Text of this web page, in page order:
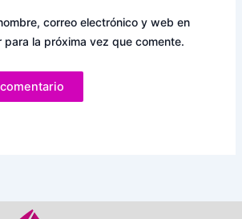
correo electrónico y web en
la próxima vez que comente.